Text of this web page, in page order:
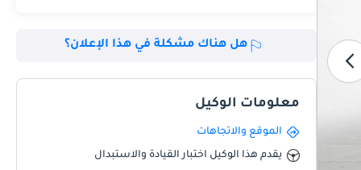
هل هناك مشكلة في هذا الإعلان؟
معلومات الوكيل
الموقع والاتجاهات
يقدم هذا الوكيل اختبار القيادة والاستبدال